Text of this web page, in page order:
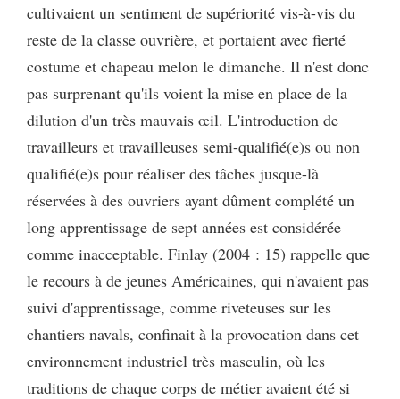
cultivaient un sentiment de supériorité vis-à-vis du
reste de la classe ouvrière, et portaient avec fierté
costume et chapeau melon le dimanche. Il n'est donc
pas surprenant qu'ils voient la mise en place de la
dilution d'un très mauvais œil. L'introduction de
travailleurs et travailleuses semi-qualifié(e)s ou non
qualifié(e)s pour réaliser des tâches jusque-là
réservées à des ouvriers ayant dûment complété un
long apprentissage de sept années est considérée
comme inacceptable. Finlay (2004 : 15) rappelle que
le recours à de jeunes Américaines, qui n'avaient pas
suivi d'apprentissage, comme riveteuses sur les
chantiers navals, confinait à la provocation dans cet
environnement industriel très masculin, où les
traditions de chaque corps de métier avaient été si